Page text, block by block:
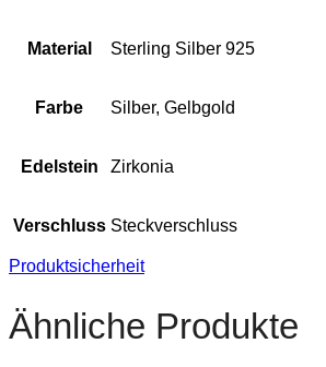
Material Sterling Silber 925
Farbe Silber, Gelbgold
Edelstein Zirkonia
Verschluss Steckverschluss
Produktsicherheit
Ähnliche Produkte